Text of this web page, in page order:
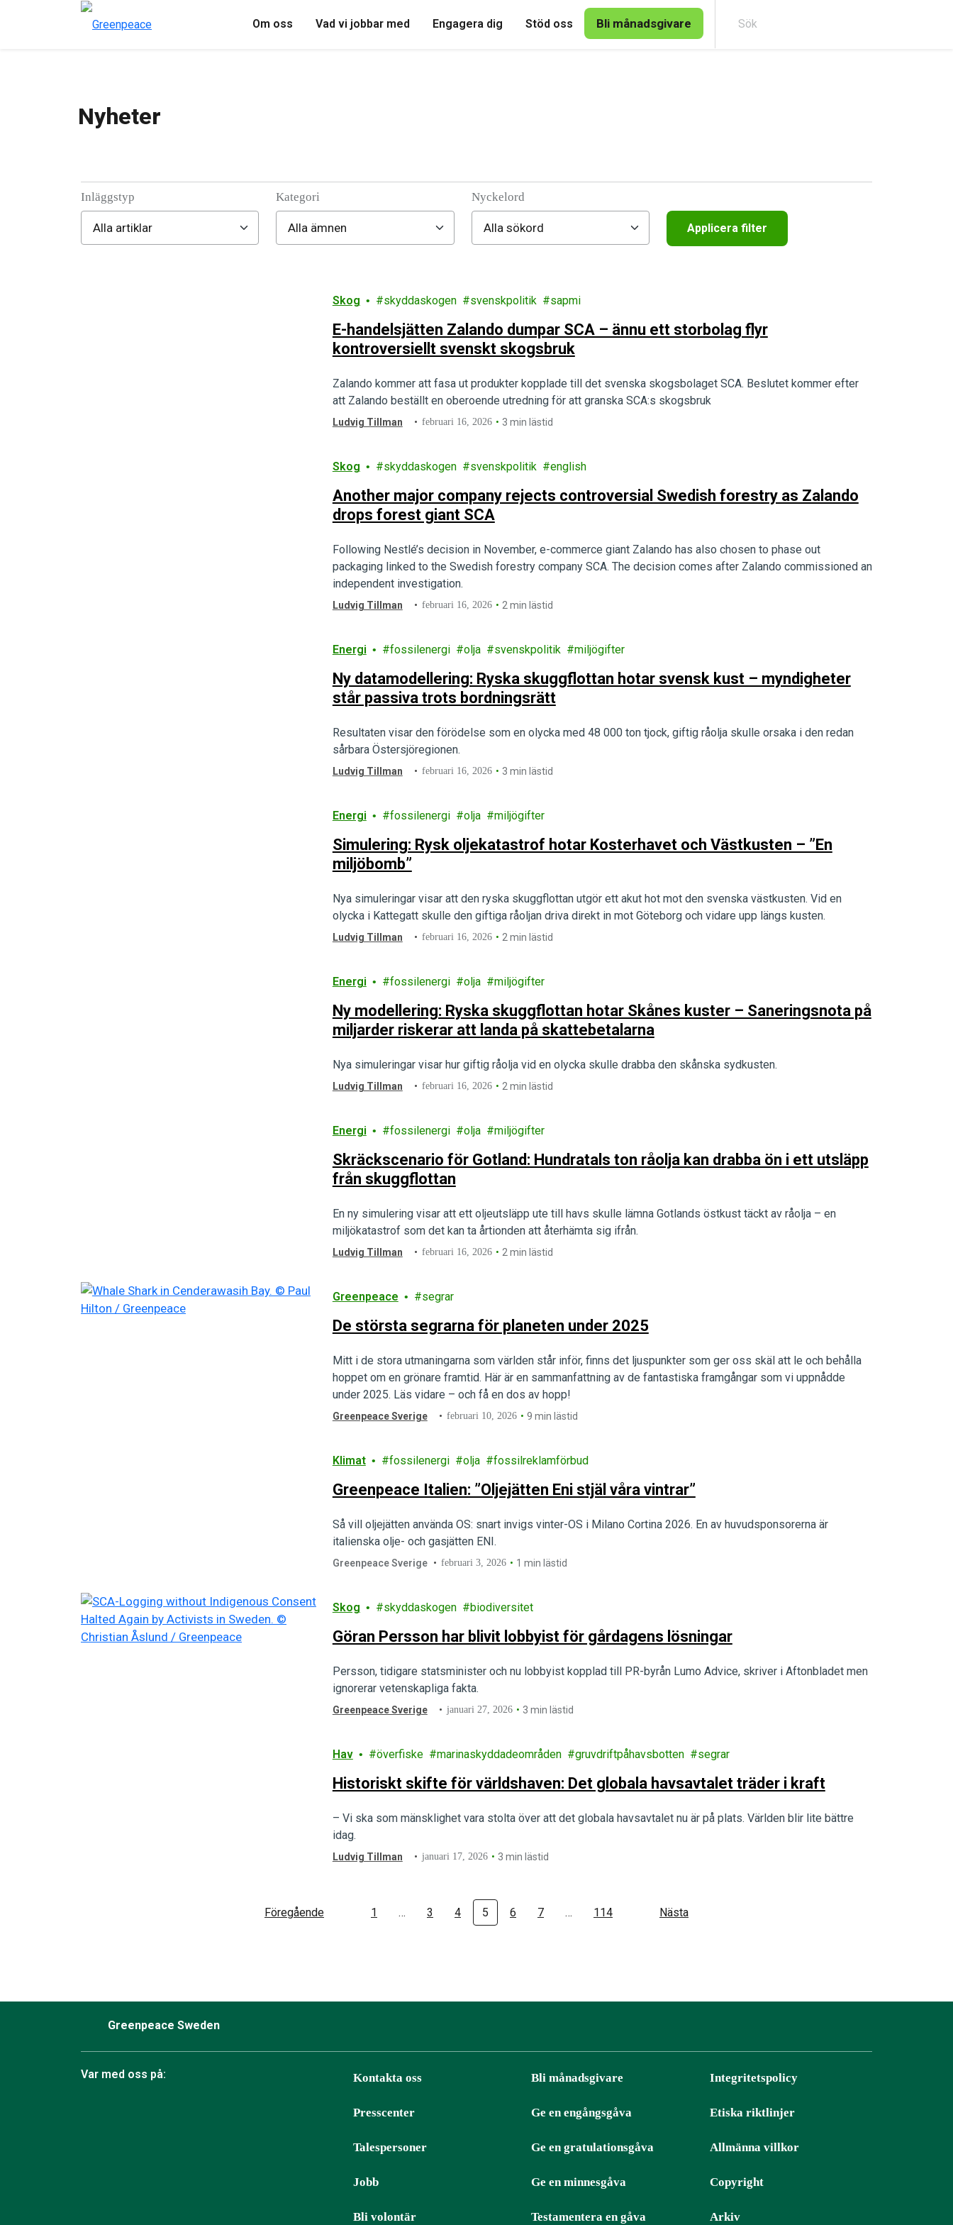
Om oss Vad vi jobbar med Engagera dig Stöd oss Bli månadsgivare
Nyheter
Filter posts
Inläggstyp Kategori Nyckelord
Applicera filter
Skog skyddaskogen svenskpolitik sapmi
E-handelsjätten Zalando dumpar SCA – ännu ett storbolag flyr
kontroversiellt svenskt skogsbruk
Zalando kommer att fasa ut produkter kopplade till det svenska skogsbolaget SCA. Beslutet kommer efter
att Zalando beställt en oberoende utredning för att granska SCA:s skogsbruk
Ludvig Tillman februari 16, 2026 3 min lästid
Skog skyddaskogen svenskpolitik english
Another major company rejects controversial Swedish forestry as Zalando
drops forest giant SCA
Following Nestlé’s decision in November, e-commerce giant Zalando has also chosen to phase out
packaging linked to the Swedish forestry company SCA. The decision comes after Zalando commissioned an
independent investigation.
Ludvig Tillman februari 16, 2026 2 min lästid
Energi fossilenergi olja svenskpolitik miljögifter
Ny datamodellering: Ryska skuggflottan hotar svensk kust – myndigheter
står passiva trots bordningsrätt
Resultaten visar den förödelse som en olycka med 48 000 ton tjock, giftig råolja skulle orsaka i den redan
sårbara Östersjöregionen.
Ludvig Tillman februari 16, 2026 3 min lästid
Energi fossilenergi olja miljögifter
Simulering: Rysk oljekatastrof hotar Kosterhavet och Västkusten – ”En
miljöbomb”
Nya simuleringar visar att den ryska skuggflottan utgör ett akut hot mot den svenska västkusten. Vid en
olycka i Kattegatt skulle den giftiga råoljan driva direkt in mot Göteborg och vidare upp längs kusten.
Ludvig Tillman februari 16, 2026 2 min lästid
Energi fossilenergi olja miljögifter
Ny modellering: Ryska skuggflottan hotar Skånes kuster – Saneringsnota på
miljarder riskerar att landa på skattebetalarna
Nya simuleringar visar hur giftig råolja vid en olycka skulle drabba den skånska sydkusten.
Ludvig Tillman februari 16, 2026 2 min lästid
Energi fossilenergi olja miljögifter
Skräckscenario för Gotland: Hundratals ton råolja kan drabba ön i ett utsläpp
från skuggflottan
En ny simulering visar att ett oljeutsläpp ute till havs skulle lämna Gotlands östkust täckt av råolja – en
miljökatastrof som det kan ta årtionden att återhämta sig ifrån.
Ludvig Tillman februari 16, 2026 2 min lästid
Greenpeace segrar
De största segrarna för planeten under 2025
Mitt i de stora utmaningarna som världen står inför, finns det ljuspunkter som ger oss skäl att le och behålla
hoppet om en grönare framtid. Här är en sammanfattning av de fantastiska framgångar som vi uppnådde
under 2025. Läs vidare – och få en dos av hopp!
Greenpeace Sverige februari 10, 2026 9 min lästid
Klimat fossilenergi olja fossilreklamförbud
Greenpeace Italien: ”Oljejätten Eni stjäl våra vintrar”
Så vill oljejätten använda OS: snart invigs vinter-OS i Milano Cortina 2026. En av huvudsponsorerna är
italienska olje- och gasjätten ENI.
Greenpeace Sverige februari 3, 2026 1 min lästid
Skog skyddaskogen biodiversitet
Göran Persson har blivit lobbyist för gårdagens lösningar
Persson, tidigare statsminister och nu lobbyist kopplad till PR-byrån Lumo Advice, skriver i Aftonbladet men
ignorerar vetenskapliga fakta.
Greenpeace Sverige januari 27, 2026 3 min lästid
Hav överfiske marinaskyddadeområden gruvdriftpåhavsbotten segrar
Historiskt skifte för världshaven: Det globala havsavtalet träder i kraft
– Vi ska som mänsklighet vara stolta över att det globala havsavtalet nu är på plats. Världen blir lite bättre
idag.
Ludvig Tillman januari 17, 2026 3 min lästid
Föregående 1 … 3 4 5 6 7 … 114 Nästa
Greenpeace Sweden
Var med oss på: Kontakta oss
Presscenter
Talespersoner
Jobb
Bli volontär
Bli månadsgivare
Ge en engångsgåva
Ge en gratulationsgåva
Ge en minnesgåva
Testamentera en gåva
Integritetspolicy
Etiska riktlinjer
Allmänna villkor
Copyright
Arkiv